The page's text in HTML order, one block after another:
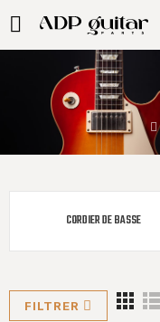
CORDIER DE BASSE
FILTRER